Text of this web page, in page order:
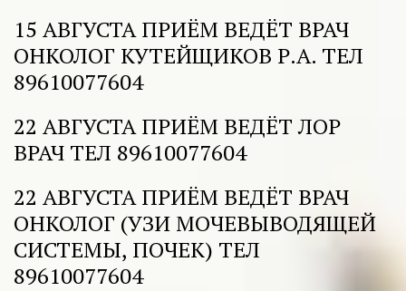
15 АВГУСТА ПРИЁМ ВЕДЁТ ВРАЧ
ОНКОЛОГ КУТЕЙЩИКОВ Р.А. ТЕЛ
89610077604
22 АВГУСТА ПРИЁМ ВЕДЁТ ЛОР
ВРАЧ ТЕЛ 89610077604
22 АВГУСТА ПРИЁМ ВЕДЁТ ВРАЧ
ОНКОЛОГ (УЗИ МОЧЕВЫВОДЯЩЕЙ
СИСТЕМЫ, ПОЧЕК) ТЕЛ
89610077604